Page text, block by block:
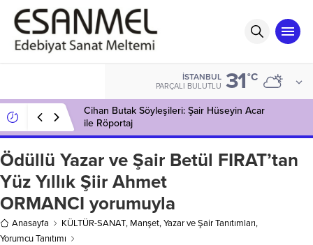
İSTANBUL
PARÇALI BULUTLU 31°C
Cihan Butak Söyleşileri: Şair Hüseyin Acar
ile Röportaj
Ödüllü Yazar ve Şair Betül FIRAT’tan
Yüz Yıllık Şiir Ahmet
ORMANCI yorumuyla
Anasayfa KÜLTÜR-SANAT, Manşet,Yazar ve Şair Tanıtımları,
Yorumcu Tanıtımı